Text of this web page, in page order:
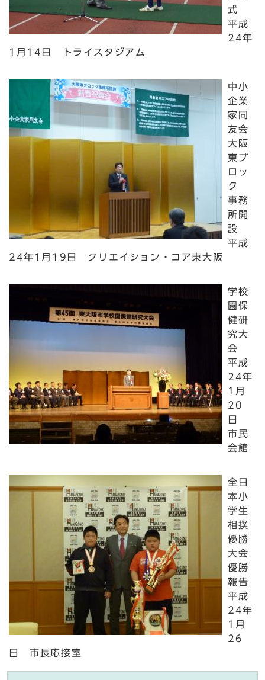
式
平成
24年
1月14日 トライスタジアム
中小
企業
家同
友会
大阪
東ブ
ロッ
ク
事務
所開
設
平成
24年1月19日 クリエイション・コア東大阪
学校
園保
健研
究大
会
平成
24年
1月
20
日
市民
会館
全日
本小
学生
相撲
優勝
大会
優勝
報告
平成
24年
1月
26
日 市長応接室